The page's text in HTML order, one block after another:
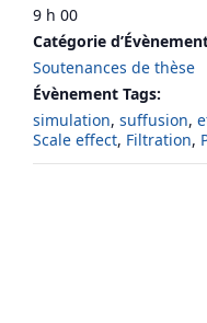
9 h 00
Catégorie
Soutenances de thèse
Évènement Tags:
simulation, suffusion,
Scale effect, Filtration,